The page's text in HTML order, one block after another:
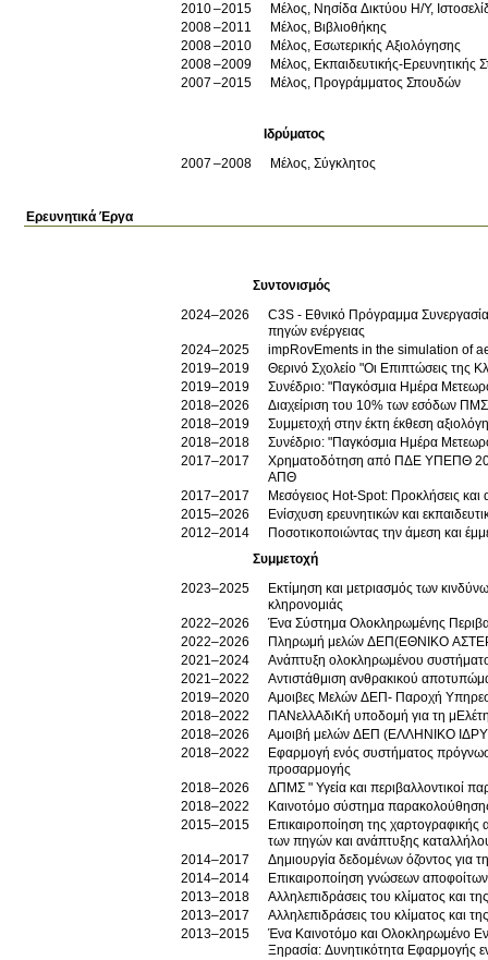
2010
2015
Μέλος, Νησίδα Δικτύου Η/Υ,
2008
2011
Μέλος, Βιβλιοθήκης
2008
2010
Μέλος, Εσωτερικής Αξιολόγησης
2008
2009
Μέλος, Εκπαιδευτικής-Ερευνητικής
2007
2015 Μέλος, Προγράμματος Σπουδών
Ιδρύματος
2007
2008 Μέλος, Σύγκλητος
Ερευνητικά Έργα
Συντονισμός
2024–2026
C3S - Εθνικό Πρόγραμμα
πηγών ενέργειας
2024–2025
impRovEments in the simulation of
2019–2019
Θερινό Σχολείο "Οι Επιπτώσεις της
2019–2019
Συνέδριο: "Παγκόσμια Ημέρα
2018–2026
Διαχείριση του 10% των εσόδων
2018–2019
Συμμετοχή στην έκτη έκθεση
2018–2018
Συνέδριο: "Παγκόσμια Ημέρα
2017–2017
Χρηματοδότηση από ΠΔΕ ΥΠΕΠΘ
ΑΠΘ
2017–2017
Μεσόγειος Hot-Spot: Προκλήσεις και
2015–2026
Ενίσχυση ερευνητικών και
2012–2014
Ποσοτικοποιώντας την άμεση και
Συμμετοχή
2023–2025
Εκτίμηση και μετριασμός των
κληρονομιάς
2022–2026
Ένα Σύστημα Ολοκληρωμένης
2022–2026
Πληρωμή μελών ΔΕΠ(ΕΘΝΙΚΟ
2021–2024
Ανάπτυξη ολοκληρωμένου
2021–2022
Αντιστάθμιση ανθρακικού
2019–2020
Αμοιβες Μελών ΔΕΠ- Παροχή
2018–2022
ΠΑΝελλΑδιΚή υποδομή για τη
2018–2026
Αμοιβή μελών ΔΕΠ (ΕΛΛΗΝΙΚΟ
2018–2022
Εφαρμογή ενός συστήματος
προσαρμογής
2018–2026
ΔΠΜΣ " Υγεία και περιβαλλοντικοί
2018–2022
Καινοτόμο σύστημα
2015–2015
Επικαιροποίηση της
των πηγών και ανάπτυξης
2014–2017
Δημιουργία δεδομένων όζοντος για
2014–2014
Επικαιροποίηση γνώσεων αποφοίτων
2013–2018
Αλληλεπιδράσεις του κλίματος και
2013–2017
Αλληλεπιδράσεις του κλίματος και
2013–2015
Ένα Καινοτόμο και Ολοκληρωμένο Εννοιολογικό Μοντέλο για την Αντιμετώπιση
Ξηρασία: Δυνητικότητα Εφαρμογής